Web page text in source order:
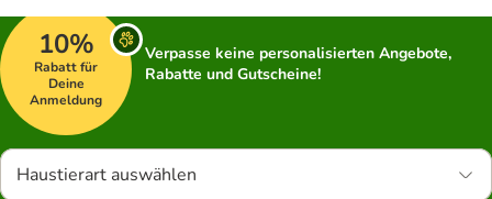
10%
Rabatt für
Deine
Anmeldung
Verpasse keine personalisierten Angebote,
Rabatte und Gutscheine!
Haustierart auswählen